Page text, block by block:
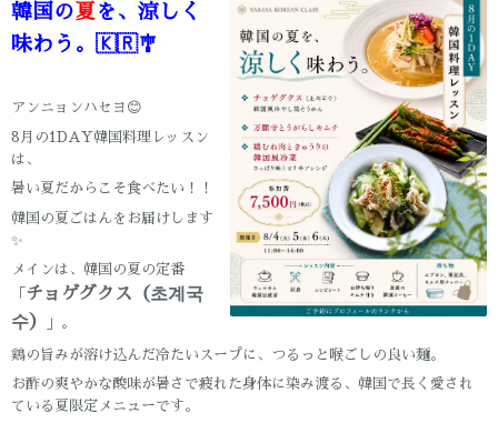
韓国の夏 を、涼しく
味わう。🇰🇷🎐
アンニョンハセヨ😊
8月の1DAY韓国料理レッスン
は、
暑い夏だからこそ食べたい！！
韓国の夏ごはんをお届けします
✨
メインは、韓国の夏の定番
「 チョゲグクス（초계국
수）
」。
鶏の旨みが溶け込んだ冷たいスープに、つるっと喉ごしの良い麺。
お酢の爽やかな酸味が暑さで疲れた身体に染み渡る、韓国で長く愛され
ている夏限定メニューです。